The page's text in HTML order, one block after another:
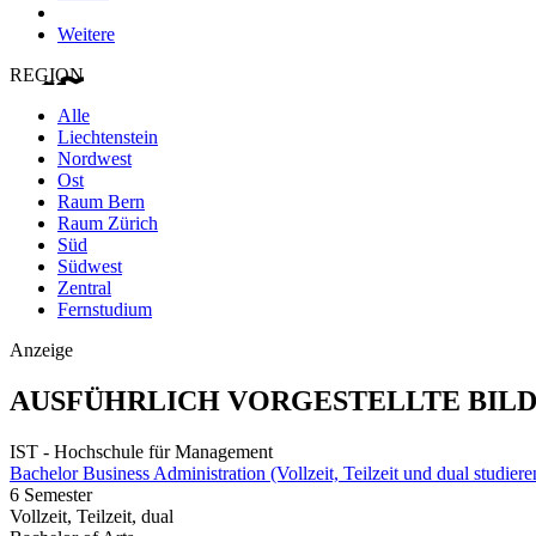
Weitere
REGION
Alle
Liechtenstein
Nordwest
Ost
Raum Bern
Raum Zürich
Süd
Südwest
Zentral
Fernstudium
Anzeige
AUSFÜHRLICH VORGESTELLTE
IST - Hochschule für Management
Bachelor Business Administration (Vollzeit, Teilzeit und dual
6 Semester
Vollzeit, Teilzeit, dual